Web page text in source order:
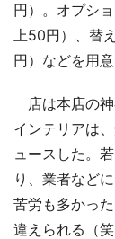
円）。オプシ
上50円）、替
円）などを用意
店は本店の神
インテリアは
ュースした。
り、業者など
苦労も多かっ
違えられる（